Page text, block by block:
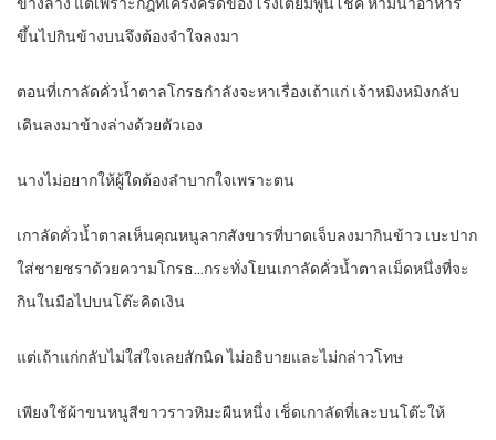
ขึ้นไปกินข้างบนจึงต้องจำใจลงมา
ตอนที่เกาลัดคั่วน้ำตาลโกรธกำลังจะหาเรื่องเถ้าแก่ เจ้าหมิงหมิงกลับ
เดินลงมาข้างล่างด้วยตัวเอง
นางไม่อยากให้ผู้ใดต้องลำบากใจเพราะตน
เกาลัดคั่วน้ำตาลเห็นคุณหนูลากสังขารที่บาดเจ็บลงมากินข้าว เบะปาก
ใส่ชายชราด้วยความโกรธ…กระทั่งโยนเกาลัดคั่วน้ำตาลเม็ดหนึ่งที่จะ
กินในมือไปบนโต๊ะคิดเงิน
แต่เถ้าแก่กลับไม่ใส่ใจเลยสักนิด ไม่อธิบายและไม่กล่าวโทษ
เพียงใช้ผ้าขนหนูสีขาวราวหิมะผืนหนึ่ง เช็ดเกาลัดที่เละบนโต๊ะให้